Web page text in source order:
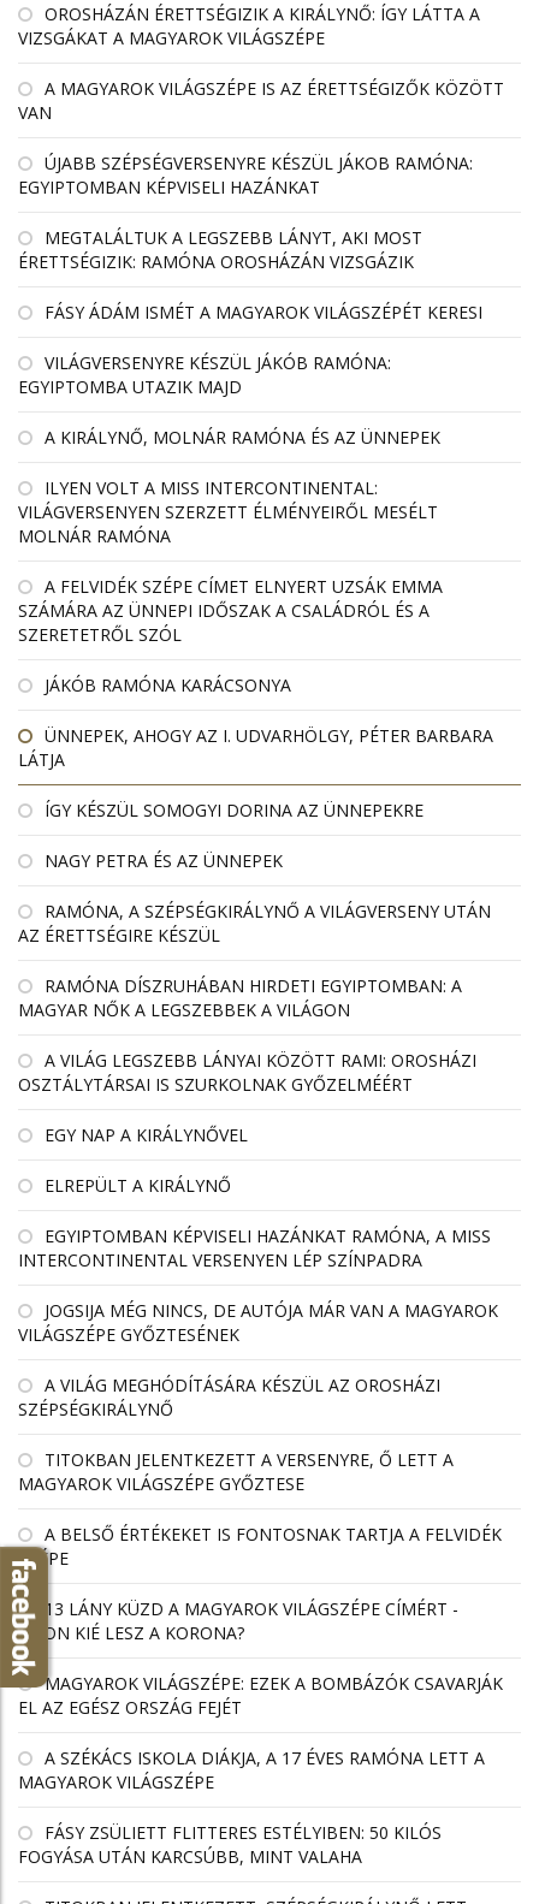
OROSHÁZÁN ÉRETTSÉGIZIK A KIRÁLYNŐ: ÍGY LÁTTA A
VIZSGÁKAT A MAGYAROK VILÁGSZÉPE
A MAGYAROK VILÁGSZÉPE IS AZ ÉRETTSÉGIZŐK KÖZÖTT
VAN
ÚJABB SZÉPSÉGVERSENYRE KÉSZÜL JÁKOB RAMÓNA:
EGYIPTOMBAN KÉPVISELI HAZÁNKAT
MEGTALÁLTUK A LEGSZEBB LÁNYT, AKI MOST
ÉRETTSÉGIZIK: RAMÓNA OROSHÁZÁN VIZSGÁZIK
FÁSY ÁDÁM ISMÉT A MAGYAROK VILÁGSZÉPÉT KERESI
VILÁGVERSENYRE KÉSZÜL JÁKÓB RAMÓNA:
EGYIPTOMBA UTAZIK MAJD
A KIRÁLYNŐ, MOLNÁR RAMÓNA ÉS AZ ÜNNEPEK
ILYEN VOLT A MISS INTERCONTINENTAL:
VILÁGVERSENYEN SZERZETT ÉLMÉNYEIRŐL MESÉLT
MOLNÁR RAMÓNA
A FELVIDÉK SZÉPE CÍMET ELNYERT UZSÁK EMMA
SZÁMÁRA AZ ÜNNEPI IDŐSZAK A CSALÁDRÓL ÉS A
SZERETETRŐL SZÓL
JÁKÓB RAMÓNA KARÁCSONYA
ÜNNEPEK, AHOGY AZ I. UDVARHÖLGY, PÉTER BARBARA
LÁTJA
ÍGY KÉSZÜL SOMOGYI DORINA AZ ÜNNEPEKRE
NAGY PETRA ÉS AZ ÜNNEPEK
RAMÓNA, A SZÉPSÉGKIRÁLYNŐ A VILÁGVERSENY UTÁN
AZ ÉRETTSÉGIRE KÉSZÜL
RAMÓNA DÍSZRUHÁBAN HIRDETI EGYIPTOMBAN: A
MAGYAR NŐK A LEGSZEBBEK A VILÁGON
A VILÁG LEGSZEBB LÁNYAI KÖZÖTT RAMI: OROSHÁZI
OSZTÁLYTÁRSAI IS SZURKOLNAK GYŐZELMÉÉRT
EGY NAP A KIRÁLYNŐVEL
ELREPÜLT A KIRÁLYNŐ
EGYIPTOMBAN KÉPVISELI HAZÁNKAT RAMÓNA, A MISS
INTERCONTINENTAL VERSENYEN LÉP SZÍNPADRA
JOGSIJA MÉG NINCS, DE AUTÓJA MÁR VAN A MAGYAROK
VILÁGSZÉPE GYŐZTESÉNEK
A VILÁG MEGHÓDÍTÁSÁRA KÉSZÜL AZ OROSHÁZI
SZÉPSÉGKIRÁLYNŐ
TITOKBAN JELENTKEZETT A VERSENYRE, Ő LETT A
MAGYAROK VILÁGSZÉPE GYŐZTESE
A BELSŐ ÉRTÉKEKET IS FONTOSNAK TARTJA A FELVIDÉK
SZÉPE
13 LÁNY KÜZD A MAGYAROK VILÁGSZÉPE CÍMÉRT -
VAJON KIÉ LESZ A KORONA?
MAGYAROK VILÁGSZÉPE: EZEK A BOMBÁZÓK CSAVARJÁK
EL AZ EGÉSZ ORSZÁG FEJÉT
A SZÉKÁCS ISKOLA DIÁKJA, A 17 ÉVES RAMÓNA LETT A
MAGYAROK VILÁGSZÉPE
FÁSY ZSÜLIETT FLITTERES ESTÉLYIBEN: 50 KILÓS
FOGYÁSA UTÁN KARCSÚBB, MINT VALAHA